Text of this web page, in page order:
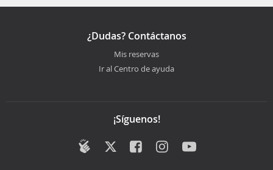
¿Dudas? Contáctanos
Mis reservas
Ir al Centro de ayuda
¡Síguenos!